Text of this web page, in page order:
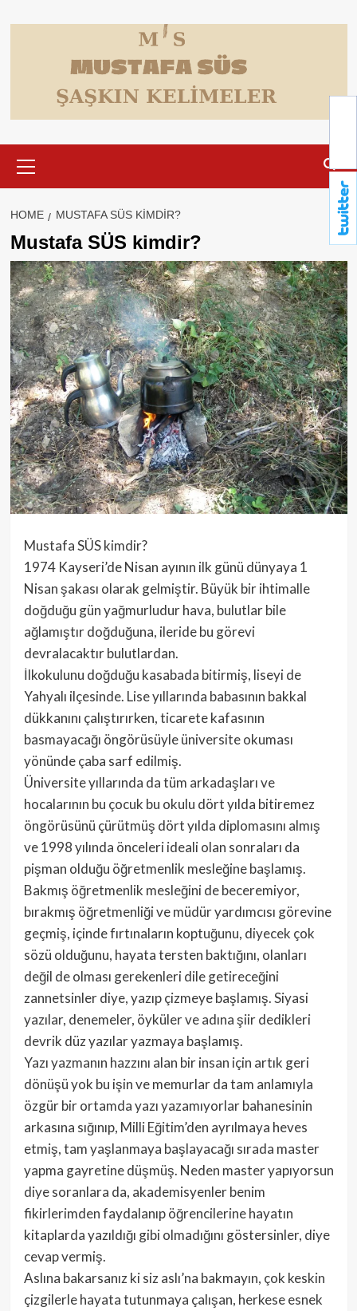
to
Menu
HOME MUSTAFA SÜS KIMDIR?
Mustafa SÜS kimdir?
Mustafa SÜS kimdir?
1974 Kayseri’de Nisan ayının ilk günü dünyaya 1
Nisan şakası olarak gelmiştir. Büyük bir ihtimalle
doğduğu gün yağmurludur hava, bulutlar bile
ağlamıştır doğduğuna, ileride bu görevi
devralacaktır bulutlardan.
İlkokulunu doğduğu kasabada bitirmiş, liseyi de
Yahyalı ilçesinde. Lise yıllarında babasının bakkal
dükkanını çalıştırırken, ticarete kafasının
basmayacağı öngörüsüyle üniversite okuması
yönünde çaba sarf edilmiş.
Üniversite yıllarında da tüm arkadaşları ve
hocalarının bu çocuk bu okulu dört yılda bitiremez
öngörüsünü çürütmüş dört yılda diplomasını almış
ve 1998 yılında önceleri ideali olan sonraları da
pişman olduğu öğretmenlik mesleğine başlamış.
Bakmış öğretmenlik mesleğini de beceremiyor,
bırakmış öğretmenliği ve müdür yardımcısı görevine
geçmiş, içinde fırtınaların koptuğunu, diyecek çok
sözü olduğunu, hayata tersten baktığını, olanları
değil de olması gerekenleri dile getireceğini
zannetsinler diye, yazıp çizmeye başlamış. Siyasi
yazılar, denemeler, öyküler ve adına şiir dedikleri
devrik düz yazılar yazmaya başlamış.
Yazı yazmanın hazzını alan bir insan için artık geri
dönüşü yok bu işin ve memurlar da tam anlamıyla
özgür bir ortamda yazı yazamıyorlar bahanesinin
arkasına sığınıp, Milli Eğitim’den ayrılmaya heves
etmiş, tam yaşlanmaya başlayacağı sırada master
yapma gayretine düşmüş. Neden master yapıyorsun
diye soranlara da, akademisyenler benim
fikirlerimden faydalanıp öğrencilerine hayatın
kitaplarda yazıldığı gibi olmadığını göstersinler, diye
cevap vermiş.
Aslına bakarsanız ki siz aslı’na bakmayın, çok keskin
çizgilerle hayata tutunmaya çalışan, herkese esnek